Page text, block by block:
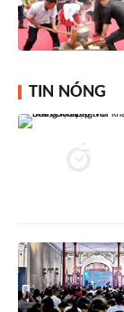
TIN NÓNG